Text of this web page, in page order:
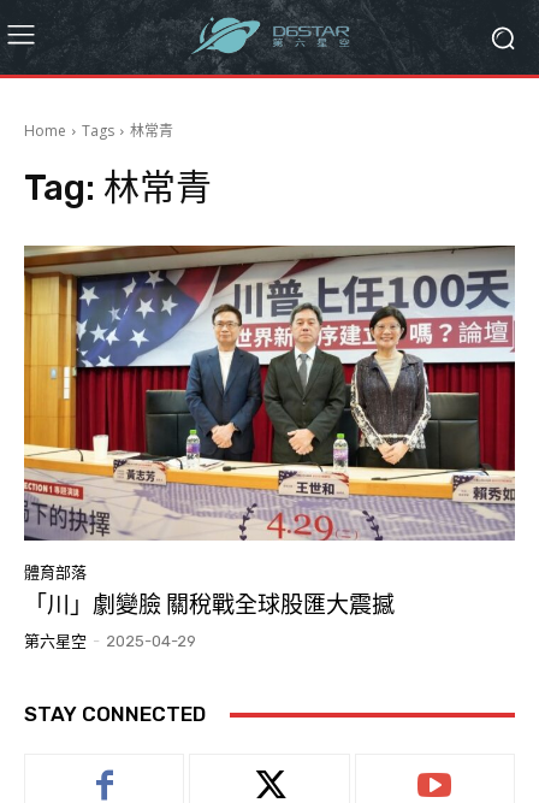
Home Tags 林常青
Tag: 林常青
體育部落
「川」劇變臉 關稅戰全球股匯大震撼
第六星空 - 2025-04-29
STAY CONNECTED